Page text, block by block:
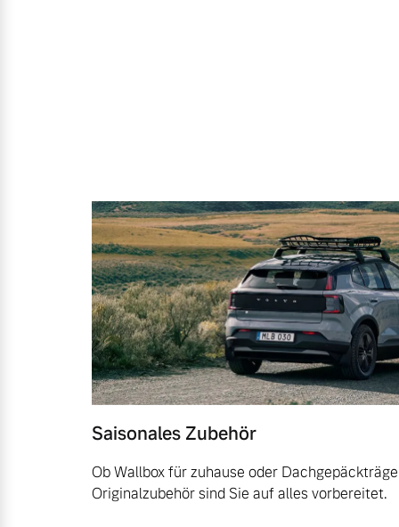
Saisonales Zubehör
Ob Wallbox für zuhause oder
Originalzubehör sind Sie auf alles vorbereitet.